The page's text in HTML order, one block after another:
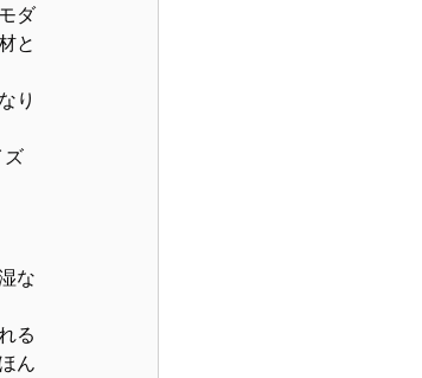
ダ
と
り
ズ
な
る
ん